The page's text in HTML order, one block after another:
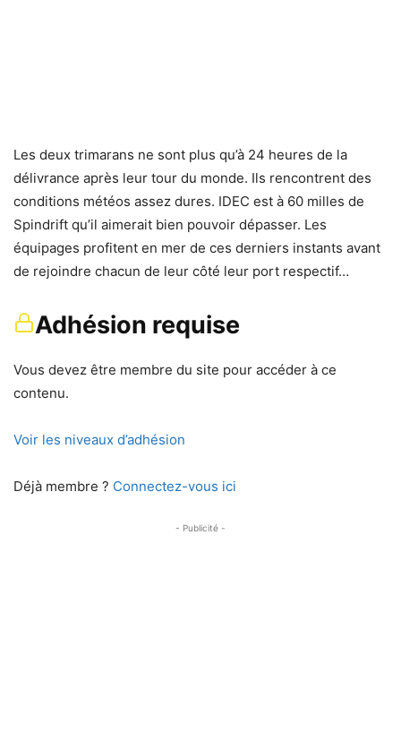
Les deux trimarans ne sont plus qu’à 24 heures de la
délivrance après leur tour du monde. Ils rencontrent des
conditions météos assez dures. IDEC est à 60 milles de
Spindrift qu’il aimerait bien pouvoir dépasser. Les
équipages profitent en mer de ces derniers instants avant
de rejoindre chacun de leur côté leur port respectif…
Adhésion requise
Vous devez être membre du site pour accéder à ce
contenu.
Voir les niveaux d’adhésion
Déjà membre ? Connectez-vous ici
- Publicité -